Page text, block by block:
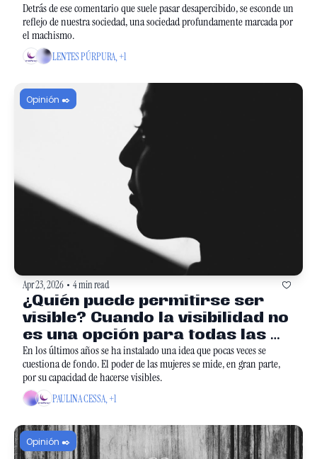
Detrás de ese comentario que suele pasar desapercibido, se esconde un
reflejo de nuestra sociedad, una sociedad profundamente marcada por
el machismo.
LENTES PÚRPURA, +1
Opinión ✒️
Apr 23, 2026 • 4 min read
¿Quién puede permitirse ser
visible? Cuando la visibilidad no
es una opción para todas las
mujeres
En los últimos años se ha instalado una idea que pocas veces se
cuestiona de fondo. El poder de las mujeres se mide, en gran parte,
PAULINA CESSA, +1
Opinión ✒️